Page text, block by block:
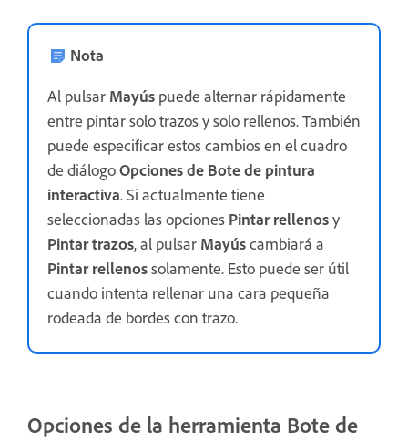
Nota
Al pulsar Mayús puede alternar rápidamente
entre pintar solo trazos y solo rellenos. También
puede especificar estos cambios en el cuadro
de diálogoOpciones de Bote de pintura
interactiva. Si actualmente tiene
seleccionadas las opciones Pintar rellenosy
Pintar trazos, al pulsar Mayúscambiará a
Pintar rellenossolamente. Esto puede ser útil
cuando intenta rellenar una cara pequeña
rodeada de bordes con trazo.
Opciones de la herramienta Bote de